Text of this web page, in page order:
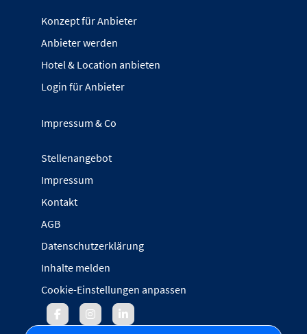
Konzept für Anbieter
Anbieter werden
Hotel & Location anbieten
Login für Anbieter
Impressum & Co
Stellenangebot
Impressum
Kontakt
AGB
Datenschutzerklärung
Inhalte melden
Cookie-Einstellungen anpassen